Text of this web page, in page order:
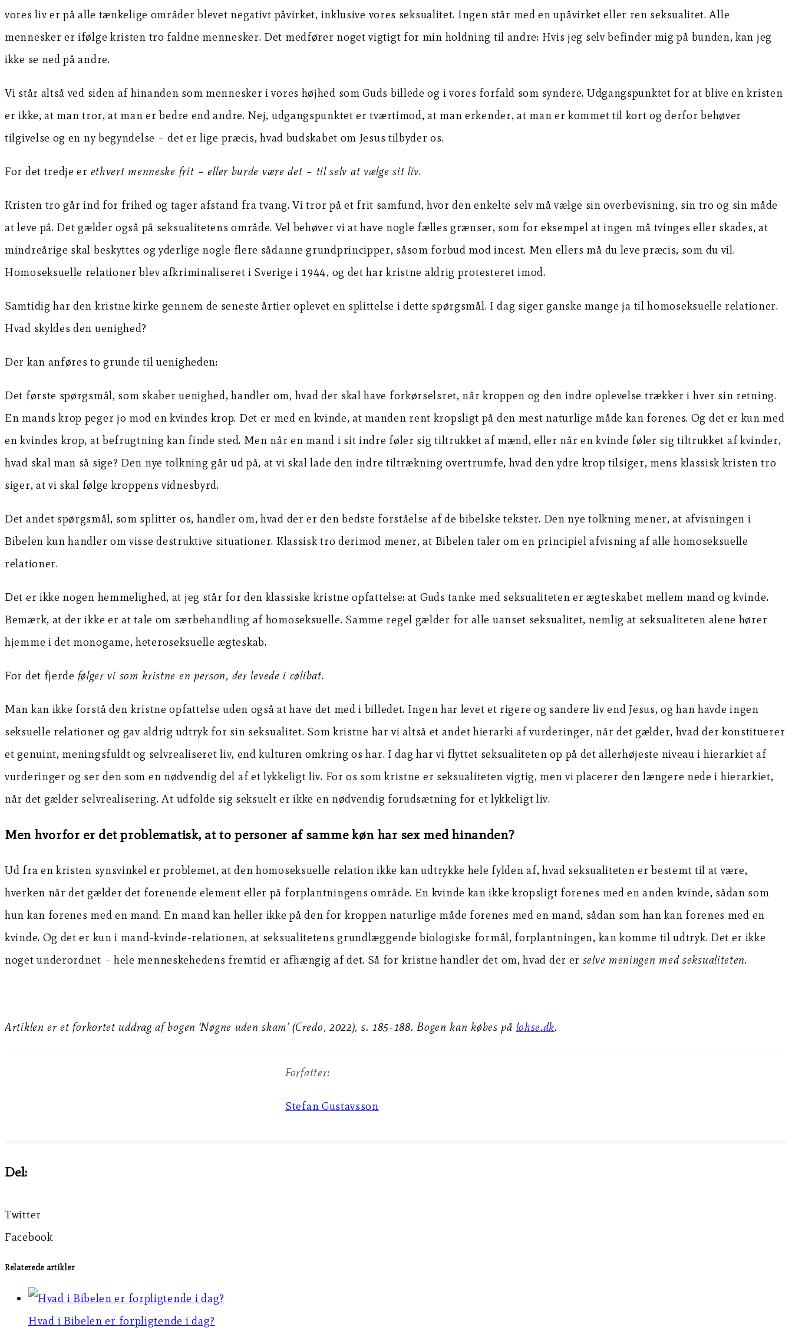
vores liv er på alle tænkelige områder blevet negativt påvirket, inklusive vores seksualitet. Ingen står med en upåvirket eller ren seksualitet. Alle
mennesker er ifølge kristen tro faldne mennesker. Det medfører noget vigtigt for min holdning til andre: Hvis jeg selv befinder mig på bunden, kan jeg
ikke se ned på andre.
Vi står altså ved siden af hinanden som mennesker i vores højhed som Guds billede og i vores forfald som syndere. Udgangspunktet for at blive en kristen
er ikke, at man tror, at man er bedre end andre. Nej, udgangspunktet er tværtimod, at man erkender, at man er kommet til kort og derfor behøver
tilgivelse og en ny begyndelse – det er lige præcis, hvad budskabet om Jesus tilbyder os.
For det tredje er ethvert menneske frit – eller burde være det – til selv at vælge sit liv.
Kristen tro går ind for frihed og tager afstand fra tvang. Vi tror på et frit samfund, hvor den enkelte selv må vælge sin overbevisning, sin tro og sin måde
at leve på. Det gælder også på seksualitetens område. Vel behøver vi at have nogle fælles grænser, som for eksempel at ingen må tvinges eller skades, at
mindreårige skal beskyttes og yderlige nogle flere sådanne grundprincipper, såsom forbud mod incest. Men ellers må du leve præcis, som du vil.
Homoseksuelle relationer blev afkriminaliseret i Sverige i 1944, og det har kristne aldrig protesteret imod.
Samtidig har den kristne kirke gennem de seneste årtier oplevet en splittelse i dette spørgsmål. I dag siger ganske mange ja til homoseksuelle relationer.
Hvad skyldes den uenighed?
Der kan anføres to grunde til uenigheden:
Det første spørgsmål, som skaber uenighed, handler om, hvad der skal have forkørselsret, når kroppen og den indre oplevelse trækker i hver sin retning.
En mands krop peger jo mod en kvindes krop. Det er med en kvinde, at manden rent kropsligt på den mest naturlige måde kan forenes. Og det er kun med
en kvindes krop, at befrugtning kan finde sted. Men når en mand i sit indre føler sig tiltrukket af mænd, eller når en kvinde føler sig tiltrukket af kvinder,
hvad skal man så sige? Den nye tolkning går ud på, at vi skal lade den indre tiltrækning overtrumfe, hvad den ydre krop tilsiger, mens klassisk kristen tro
siger, at vi skal følge kroppens vidnesbyrd.
Det andet spørgsmål, som splitter os, handler om, hvad der er den bedste forståelse af de bibelske tekster. Den nye tolkning mener, at afvisningen i
Bibelen kun handler om visse destruktive situationer. Klassisk tro derimod mener, at Bibelen taler om en principiel afvisning af alle homoseksuelle
relationer.
Det er ikke nogen hemmelighed, at jeg står for den klassiske kristne opfattelse: at Guds tanke med seksualiteten er ægteskabet mellem mand og kvinde.
Bemærk, at der ikke er at tale om særbehandling af homoseksuelle. Samme regel gælder for alle uanset seksualitet, nemlig at seksualiteten alene hører
hjemme i det monogame, heteroseksuelle ægteskab.
For det fjerde følger vi som kristne en person, der levede i cølibat.
Man kan ikke forstå den kristne opfattelse uden også at have det med i billedet. Ingen har levet et rigere og sandere liv end Jesus, og han havde ingen
seksuelle relationer og gav aldrig udtryk for sin seksualitet. Som kristne har vi altså et andet hierarki af vurderinger, når det gælder, hvad der konstituerer
et genuint, meningsfuldt og selvrealiseret liv, end kulturen omkring os har. I dag har vi flyttet seksualiteten op på det allerhøjeste niveau i hierarkiet af
vurderinger og ser den som en nødvendig del af et lykkeligt liv. For os som kristne er seksualiteten vigtig, men vi placerer den længere nede i hierarkiet,
når det gælder selvrealisering. At udfolde sig seksuelt er ikke en nødvendig forudsætning for et lykkeligt liv.
Men hvorfor er det problematisk, at to personer afsammekøn har sex med hinanden?
Ud fra en kristen synsvinkel er problemet, at den homoseksuelle relation ikke kan udtrykke hele fylden af, hvad seksualiteten er bestemt til at være,
hverken når det gælder det forenende element eller på forplantningens område. En kvinde kan ikke kropsligt forenes med en anden kvinde, sådan som
hun kan forenes med en mand. En mand kan heller ikke på den for kroppen naturlige måde forenes med en mand, sådan som han kan forenes med en
kvinde. Og det er kun i mand-kvinde-relationen, at seksualitetens grundlæggende biologiske formål, forplantningen, kan komme til udtryk. Det er ikke
noget underordnet – hele menneskehedens fremtid er afhængig af det. Så for kristne handler det om, hvad der er selve meningen med seksualiteten.
Artiklen er et forkortet uddrag af bogen ‘Nøgne uden skam’ (Credo, 2022), s. 185-188. Bogen kan købes på lohse.dk.
Forfatter:
Stefan Gustavsson
Del:
Twitter
Facebook
Relaterede artikler
Hvad i Bibelen er forpligtende i dag?